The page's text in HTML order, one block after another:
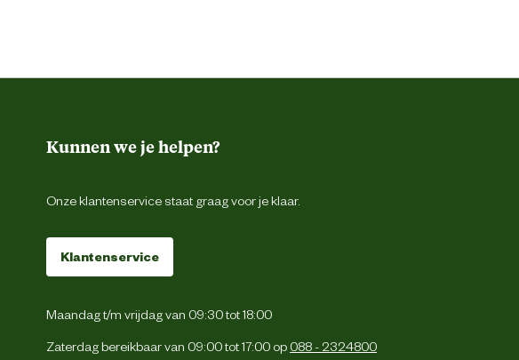
Kunnen we je helpen?
Onze klantenservice staat graag voor je klaar.
Klantenservice
Maandag t/m vrijdag van 09:30 tot 18:00
Zaterdag bereikbaar van 09:00 tot 17:00 op 088 - 2324800